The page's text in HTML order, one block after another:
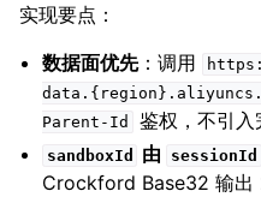
实现要点：
数据面优先：调用
Parent-Id
鉴权，不引入
sandboxId 由 sessionId
Crockford Base32 输出